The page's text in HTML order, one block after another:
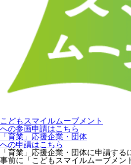
こどもスマイルムーブメント
への参画申請はこちら
「育業」応援企業・団体
への申請はこちら
「育業」応援企業・団体に申請する
事前に「こどもスマイルムーブメン